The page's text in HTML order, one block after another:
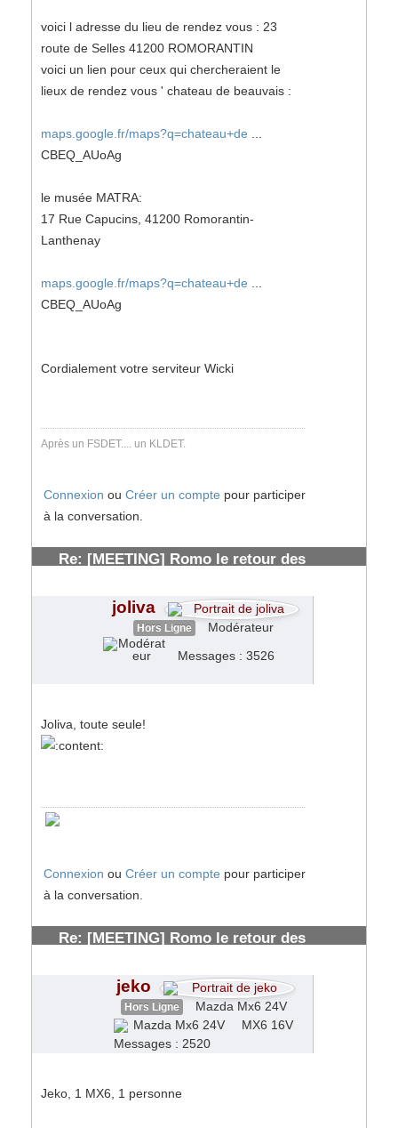
voici l adresse du lieu de rendez vous : 23
route de Selles 41200 ROMORANTIN
voici un lien pour ceux qui chercheraient le
lieux de rendez vous ' chateau de beauvais :
maps.google.fr/maps?q=chateau+de
CBEQ_AUoAg
le musée MATRA:
17 Rue Capucins, 41200 Romorantin-
Lanthenay
maps.google.fr/maps?q=chateau+de
CBEQ_AUoAg
Cordialement votre serviteur Wicki
Après un FSDET.... un KLDET.
Connexion ou Créer un compte pour participer
à la conversation.
Re: [MEETING] Romo le retour des
joliva
Hors Ligne
Modérateur
Messages : 3526
Joliva, toute seule!
Connexion ou Créer un compte pour participer
à la conversation.
Re: [MEETING] Romo le retour des
jeko
Hors Ligne
Mazda Mx6 24V
MX6 16V
Messages : 2520
Jeko, 1 MX6, 1 personne